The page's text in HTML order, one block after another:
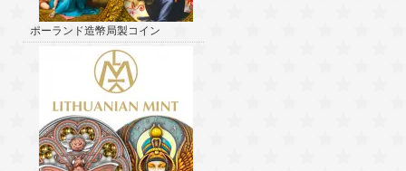
ポーランド造幣局製コイン